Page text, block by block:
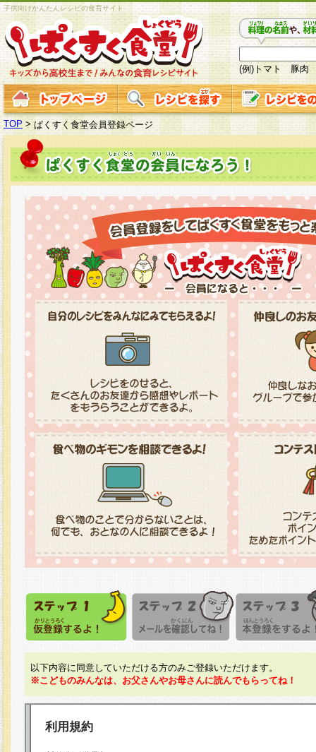
子供向けかんたんレシピの食育サイト
(例)トマト 豚肉
TOP > ぱくすく食堂会員登録ページ
以下内容に同意していただける方のみご登録いただけます。
※こどものみんなは、お父さんやお母さんに読んでもらってね！
利用規約